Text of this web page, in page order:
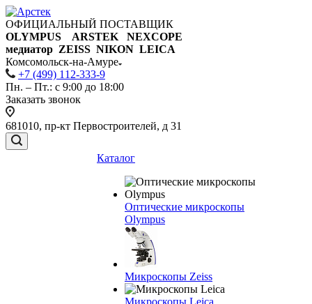
ОФИЦИАЛЬНЫЙ ПОСТАВЩИК
OLYMPUS ARSTEK NEXCOPE
медиатор ZEISS NIKON LEICA
Комсомольск-на-Амуре
+7 (499) 112-333-9
Пн. – Пт.: с 9:00 до 18:00
Заказать звонок
681010, пр-кт Первостроителей, д 31
Каталог
Оптические микроскопы
Olympus
Микроскопы Zeiss
Микроскопы Leica